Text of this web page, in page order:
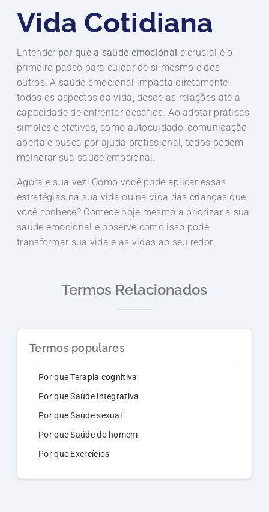
Vida Cotidiana
Entender por que a saúde emocional é crucial é o
primeiro passo para cuidar de si mesmo e dos
outros. A saúde emocional impacta diretamente
todos os aspectos da vida, desde as relações até a
capacidade de enfrentar desafios. Ao adotar práticas
simples e efetivas, como autocuidado, comunicação
aberta e busca por ajuda profissional, todos podem
melhorar sua saúde emocional.
Agora é sua vez! Como você pode aplicar essas
estratégias na sua vida ou na vida das crianças que
você conhece? Comece hoje mesmo a priorizar a sua
saúde emocional e observe como isso pode
transformar sua vida e as vidas ao seu redor.
Termos Relacionados
Termos populares
Por que Terapia cognitiva
Por que Saúde integrativa
Por que Saúde sexual
Por que Saúde do homem
Por que Exercícios